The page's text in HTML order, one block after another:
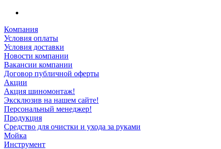
Компания
Условия оплаты
Условия доставки
Новости компании
Вакансии компании
Договор публичной оферты
Акции
Акция шиномонтаж!
Эксклюзив на нашем сайте!
Персональный менеджер!
Продукция
Средство для очистки и ухода за руками
Мойка
Инструмент